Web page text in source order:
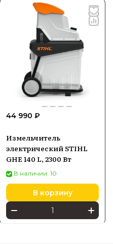
44 990 ₽
Измельчитель
электрический STIHL
GHE 140 L, 2300 Вт
В наличии: 10
В корзину